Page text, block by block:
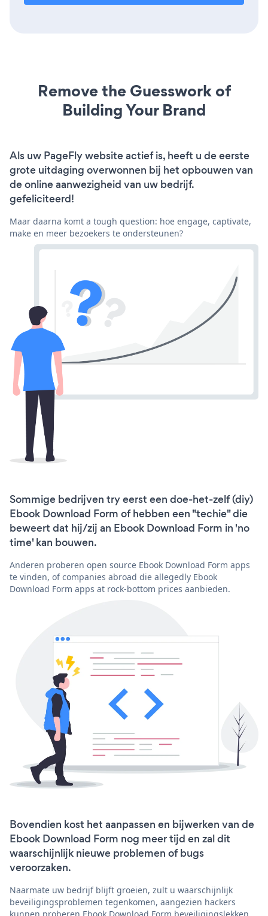
Remove the Guesswork of
Building Your Brand
Als uw PageFly website actief is, heeft u de eerste
grote uitdaging overwonnen bij het opbouwen van
de online aanwezigheid van uw bedrijf.
gefeliciteerd!
Maar daarna komt a tough question: hoe engage, captivate,
make en meer bezoekers te ondersteunen?
Sommige bedrijven try eerst een doe-het-zelf (diy)
Ebook Download Form of hebben een "techie" die
beweert dat hij/zij an Ebook Download Form in 'no
time' kan bouwen.
Anderen proberen open source Ebook Download Form apps
te vinden, of companies abroad die allegedly Ebook
Download Form apps at rock-bottom prices aanbieden.
Bovendien kost het aanpassen en bijwerken van de
Ebook Download Form nog meer tijd en zal dit
waarschijnlijk nieuwe problemen of bugs
veroorzaken.
Naarmate uw bedrijf blijft groeien, zult u waarschijnlijk
beveiligingsproblemen tegenkomen, aangezien hackers